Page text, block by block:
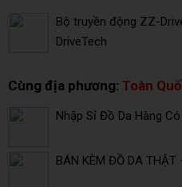
Bộ truyền động ZZ-
DriveTech
Cùng địa phương: Toàn
Nhập Sỉ Đồ Da Hàng
BÁN KÈM ĐỒ DA THẬT